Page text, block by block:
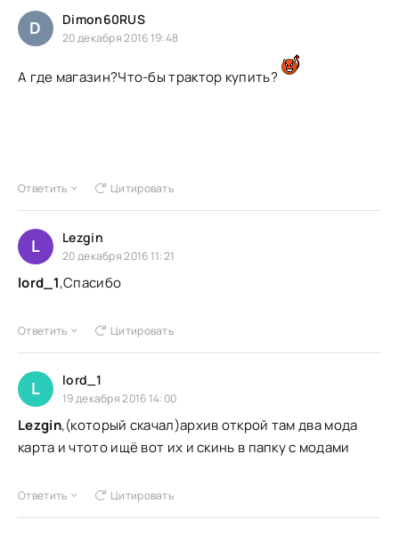
D Dimon60RUS
20 декабря 2016 19:48
А где магазин?Что-бы трактор купить?
Ответить Цитировать
L Lezgin
20 декабря 2016 11:21
lord_1,Спасибо
Ответить Цитировать
L lord_1
19 декабря 2016 14:00
Lezgin,(который скачал)архив открой там два мода
карта и чтото ищё вот их и скинь в папку с модами
Ответить Цитировать